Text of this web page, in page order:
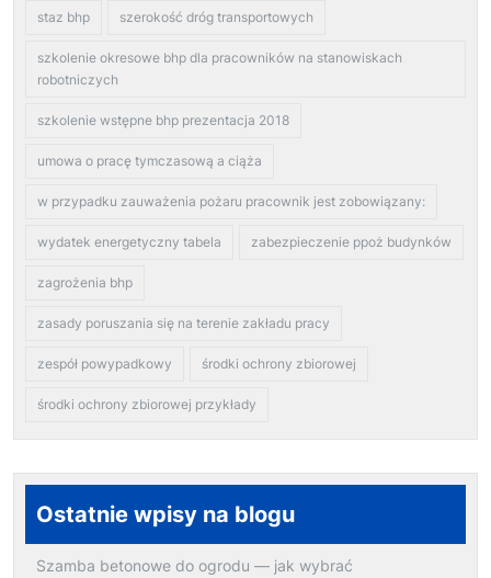
staz bhp szerokość dróg transportowych
szkolenie okresowe bhp dla pracowników na stanowiskach
robotniczych
szkolenie wstępne bhp prezentacja 2018
umowa o pracę tymczasową a ciąża
w przypadku zauważenia pożaru pracownik jest zobowiązany:
wydatek energetyczny tabela zabezpieczenie ppoż budynków
zagrożenia bhp
zasady poruszania się na terenie zakładu pracy
zespół powypadkowy środki ochrony zbiorowej
środki ochrony zbiorowej przykłady
Ostatnie wpisy na blogu
Szamba betonowe do ogrodu — jak wybrać